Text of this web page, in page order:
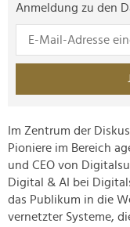
Anmeldung zu den
Im Zentrum der
Pioniere im Bereich
und CEO von
Digital & AI bei
das Publikum in die
vernetzter Systeme,